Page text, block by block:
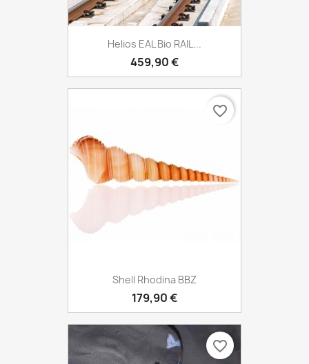
Helios EAL Bio RAIL...
459,90 €
Shell Rhodina BBZ
179,90 €
favorite_border
favorite_border